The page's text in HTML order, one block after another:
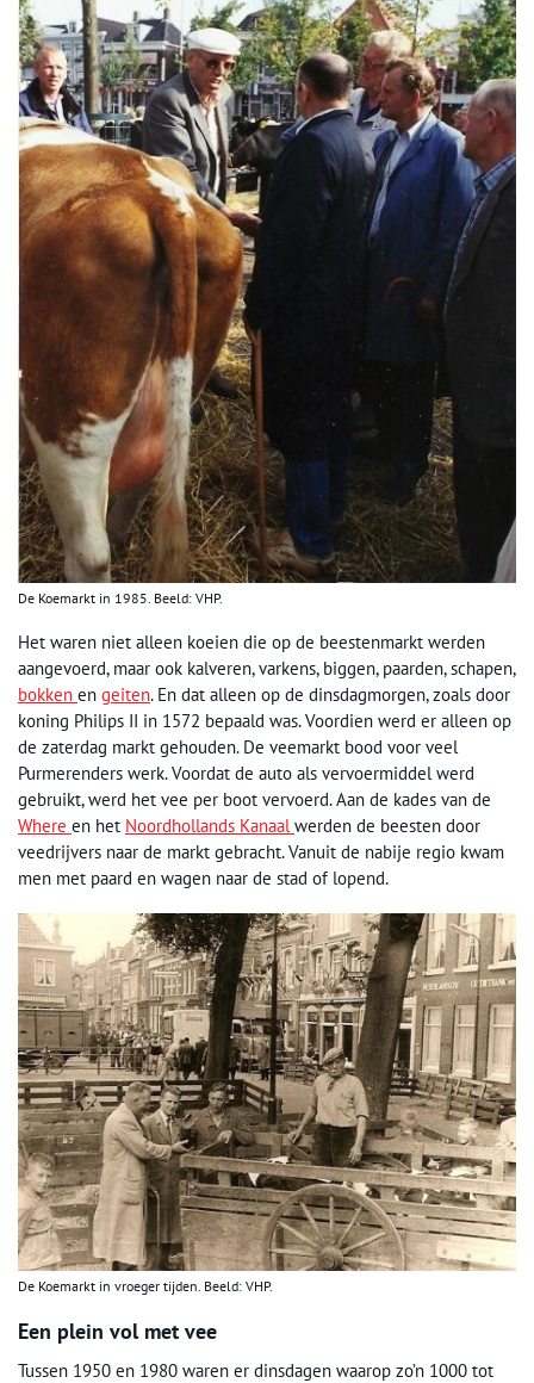
De Koemarkt in 1985. Beeld: VHP.
Het waren niet alleen koeien die op de beestenmarkt werden
aangevoerd, maar ook kalveren, varkens, biggen, paarden, schapen,
bokken en geiten. En dat alleen op de dinsdagmorgen, zoals door
koning Philips II in 1572 bepaald was. Voordien werd er alleen op
de zaterdag markt gehouden. De veemarkt bood voor veel
Purmerenders werk. Voordat de auto als vervoermiddel werd
gebruikt, werd het vee per boot vervoerd. Aan de kades van de
Where en het Noordhollands Kanaalwerden de beesten door
veedrijvers naar de markt gebracht. Vanuit de nabije regio kwam
men met paard en wagen naar de stad of lopend.
De Koemarkt in vroeger tijden. Beeld: VHP.
Een plein vol met vee
Tussen 1950 en 1980 waren er dinsdagen waarop zo’n 1000 tot